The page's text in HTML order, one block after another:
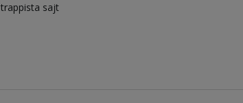
trappista sajt